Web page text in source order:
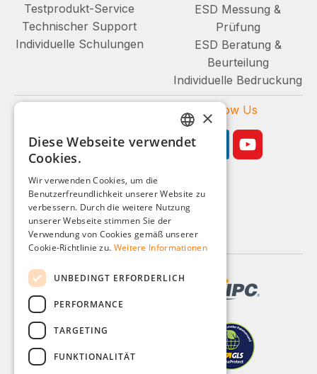
Testprodukt-Service
Technischer Support
Individuelle Schulungen
ESD Messung &
Prüfung
ESD Beratung &
Beurteilung
Individuelle Bedruckung
Follow Us
Geschäftskunden-Shop
Alle Preise zzgl. MwSt.
GERMAN
FRENCH
DUTCH
×
Diese Webseite verwendet
Cookies.
Wir verwenden Cookies, um die
Benutzerfreundlichkeit unserer Website zu
verbessern. Durch die weitere Nutzung
unserer Webseite stimmen Sie der
Verwendung von Cookies gemäß unserer
Cookie-Richtlinie zu. Weitere Informationen
UNBEDINGT ERFORDERLICH
PERFORMANCE
TARGETING
FUNKTIONALITÄT